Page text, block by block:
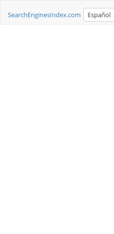
SearchEnginesIndex.com Español